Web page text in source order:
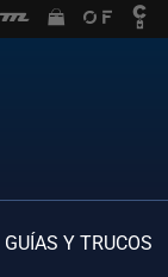
GUÍAS Y TRUCOS